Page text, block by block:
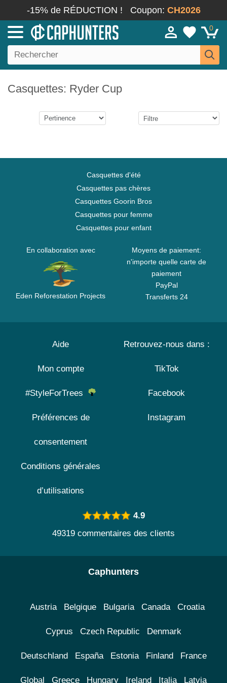
-15% de RÉDUCTION ! Coupon: CH2026
0
Casquettes: Ryder Cup
Casquettes d'été
Casquettes pas chères
Casquettes Goorin Bros
Casquettes pour femme
Casquettes pour enfant
En collaboration avec
Eden Reforestation Projects
Moyens de paiement:
n'importe quelle carte de
paiement
PayPal
Transferts 24
Aide
Mon compte
#StyleForTrees
Préférences de
consentement
Conditions générales
d’utilisations
Retrouvez-nous dans :
TikTok
Facebook
Instagram
4.9
49319 commentaires des clients
Caphunters
Austria Belgique Bulgaria Canada Croatia
Cyprus Czech Republic Denmark
Deutschland España Estonia Finland France
Global Greece Hungary Ireland Italia Latvia